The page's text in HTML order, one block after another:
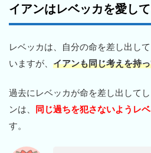
イアンはレベッカを愛し
レベッカは、自分の命を差し出し
いますが、 イアンも同じ考えを持
過去にレベッカが命を差し出して
ンは、 同じ過ちを犯さないようレ
す。